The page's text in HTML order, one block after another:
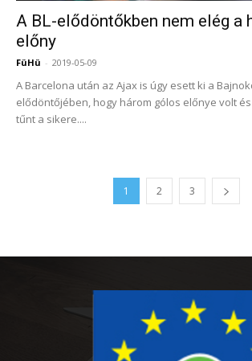
A BL-elődöntőkben nem elég a
előny
FüHü - 2019-05-09
A Barcelona után az Ajax is úgy esett ki a
elődöntőjében, hogy három gólos előnye volt
tűnt a sikere....
1 2 3